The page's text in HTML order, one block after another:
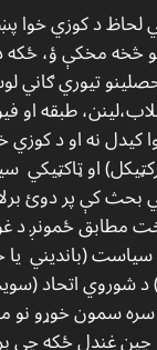
لحاظ د کوزي خوا
څخه مخکې ؤ، ځکه
تیوري ګاني
طبقه او
کیدل نه او د کوزي
او ټاکټیکي
بحث کې پر دوئ
مطابق ځمونږ د
(باندیني یا
شوروي اتحاد
سمون خوړو نو
غندل ځکه چې